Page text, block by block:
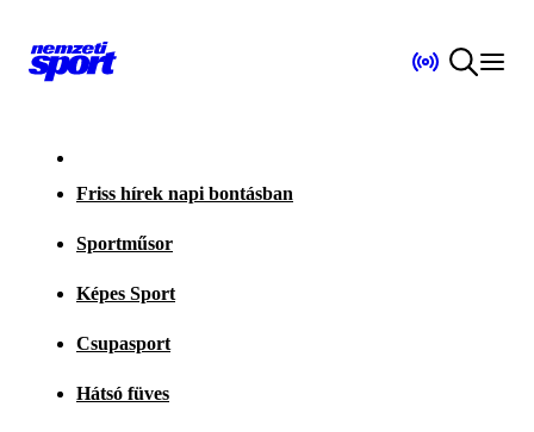
Friss hírek napi bontásban
Sportműsor
Képes Sport
Csupasport
Hátsó füves